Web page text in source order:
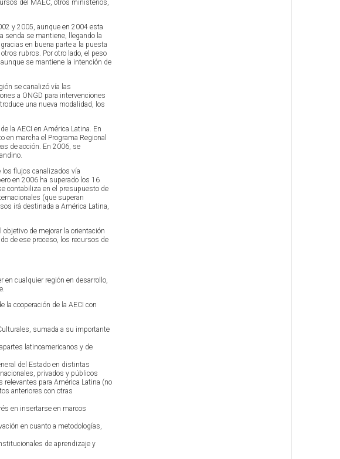
del MAEC, otros ministerios,
y 2005, aunque en 2004 esta
senda se mantiene, llegando la
en buena parte a la puesta
rubros. Por otro lado, el peso
se mantiene la intención de
se canalizó vía las
a ONGD para intervenciones
una nueva modalidad, los
la AECI en América Latina. En
en marcha el Programa Regional
de acción. En 2006, se
los flujos canalizados vía
en 2006 ha superado los 16
contabiliza en el presupuesto de
(que superan
irá destinada a América Latina,
de mejorar la orientación
de ese proceso, los recursos de
en cualquier región en desarrollo,
cooperación de la AECI con
sumada a su importante
latinoamericanos y de
del Estado en distintas
privados y públicos
para América Latina (no
anteriores con otras
en insertarse en marcos
en cuanto a metodologías,
de aprendizaje y